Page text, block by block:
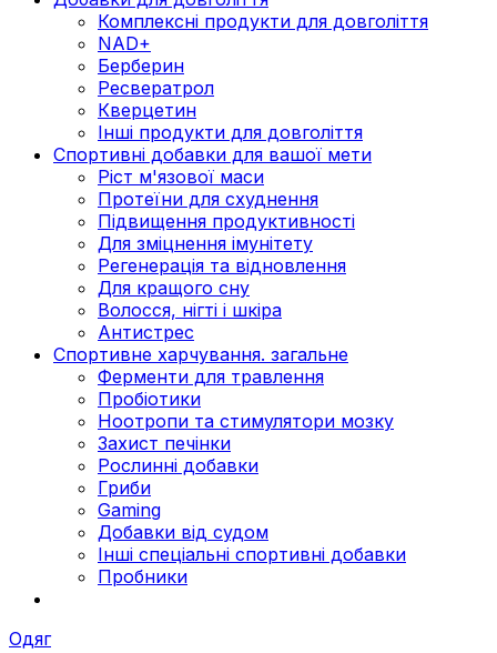
Комплексні продукти для довголіття
NAD+
Берберин
Ресвератрол
Кверцетин
Інші продукти для довголіття
Спортивні добавки для вашої мети
Ріст м'язової маси
Протеїни для схуднення
Підвищення продуктивності
Для зміцнення імунітету
Регенерація та відновлення
Для кращого сну
Волосся, нігті і шкіра
Антистрес
Спортивне харчування. загальне
Ферменти для травлення
Пробіотики
Ноотропи та стимулятори мозку
Захист печінки
Рослинні добавки
Гриби
Gaming
Добавки від судом
Інші спеціальні спортивні добавки
Пробники
Одяг